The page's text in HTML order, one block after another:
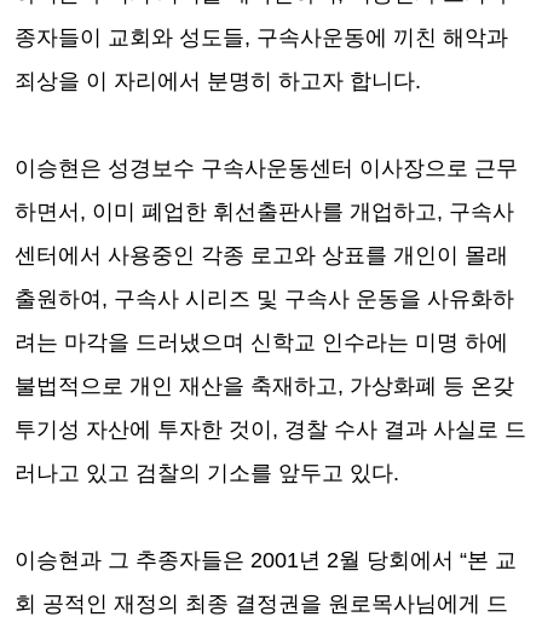
종자들이 교회와 성도들, 구속사운동에 끼친 해악과
죄상을 이 자리에서 분명히 하고자 합니다.
이승현은 성경보수 구속사운동센터 이사장으로 근무
하면서 , 이미 폐업한 휘선출판사를 개업하고, 구속사
센터에서 사용중인 각종 로고와 상표를 개인이 몰래
출원하여 , 구속사 시리즈 및 구속사 운동을 사유화하
려는 마각을 드러냈으며 신학교 인수라는 미명 하에
불법적으로 개인 재산을 축재하고, 가상화폐 등 온갖
투기성 자산에 투자한 것이 , 경찰 수사 결과 사실로 드
러나고 있고 검찰의 기소를 앞두고 있다.
이승현과 그 추종자들은 2001년 2월 당회에서 “본 교
회 공적인 재정의 최종 결정권을 원로목사님에게 드